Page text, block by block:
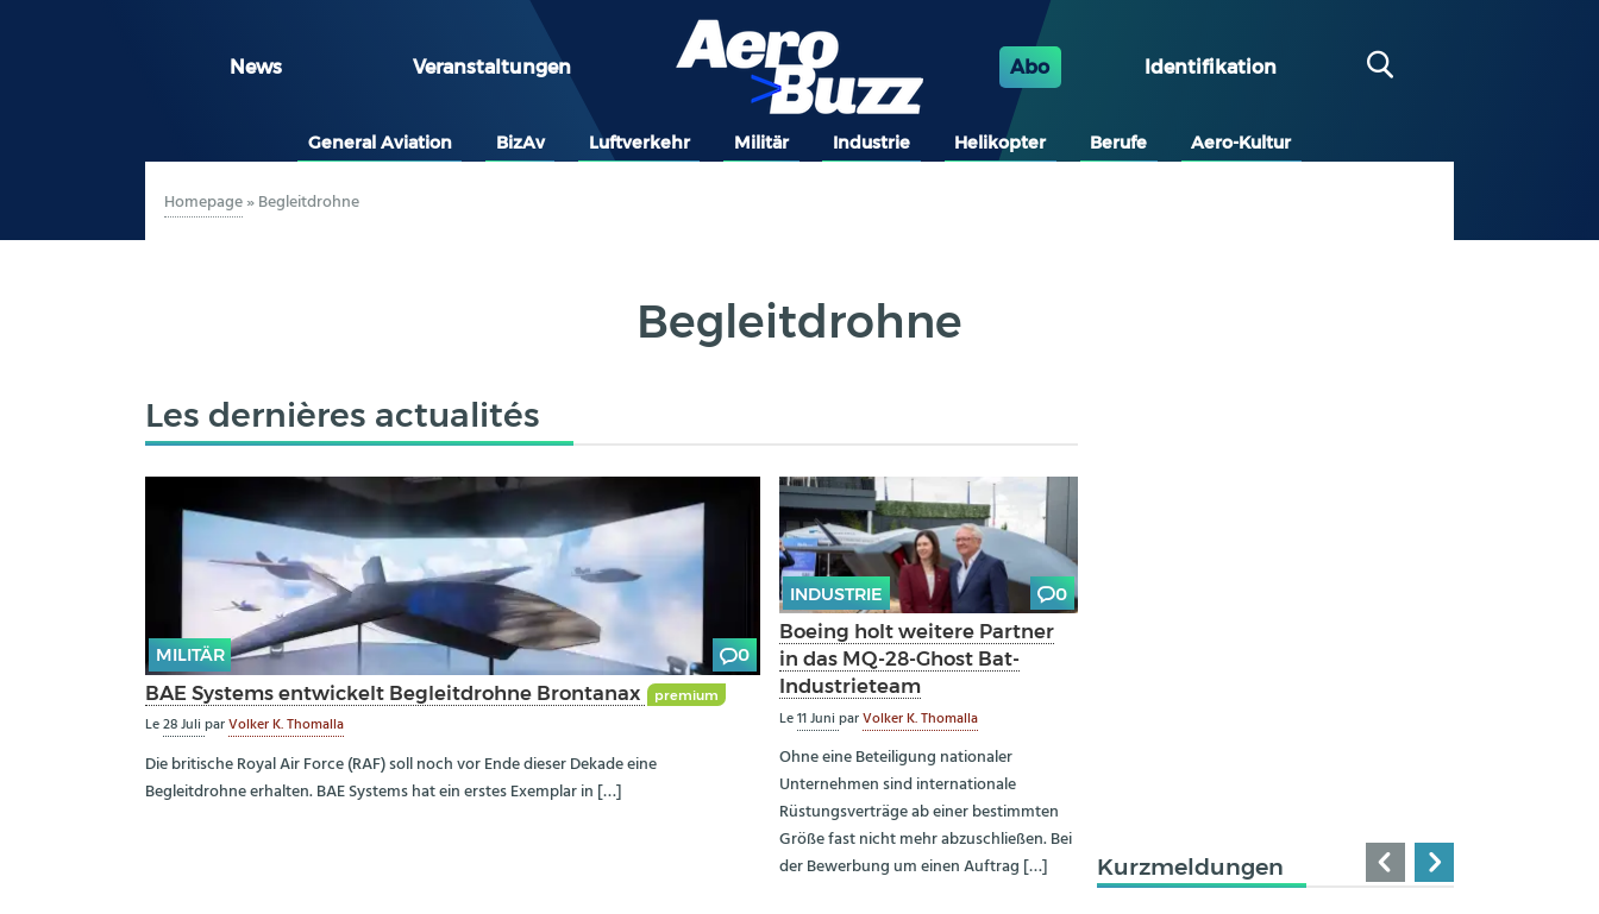
News Veranstaltungen Abo Identifikation
General Aviation BizAv Luftverkehr Militär Industrie Helikopter Berufe Aero-Kultur
Homepage»Begleitdrohne
Begleitdrohne
Les dernières actualités
MILITÄR 0
BAE Systems entwickelt Begleitdrohne Brontanax premium
Le28 Juli parVolker K. Thomalla
Die britische Royal Air Force (RAF) soll noch vor Ende dieser Dekade eine
Begleitdrohne erhalten. BAE Systems hat ein erstes Exemplar in […]
INDUSTRIE 0
Boeing holt weitere Partner
in das MQ-28-Ghost Bat-
Industrieteam
Le11 JuniparVolker K. Thomalla
Ohne eine Beteiligung nationaler
Unternehmen sind internationale
Rüstungsverträge ab einer bestimmten
Größe fast nicht mehr abzuschließen. Bei
der Bewerbung um einen Auftrag […]
Kurzmeldungen